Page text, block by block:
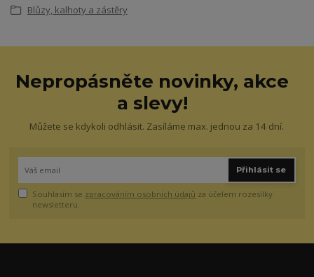
Blůzy, kalhoty a zástěry
Nepropásněte novinky, akce
a slevy!
Můžete se kdykoli odhlásit. Zasíláme max. jednou za 14 dní.
Přihlásit se
Souhlasím se zpracováním osobních údajů za účelem rozesílky
newsletteru.